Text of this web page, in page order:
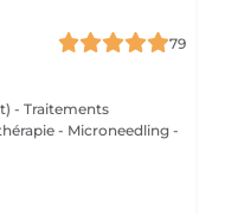
79
- Traitements
- Microneedling -